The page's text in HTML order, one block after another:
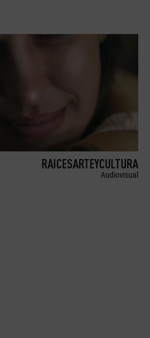
RAICESARTEYCULTURA
Audiovisual